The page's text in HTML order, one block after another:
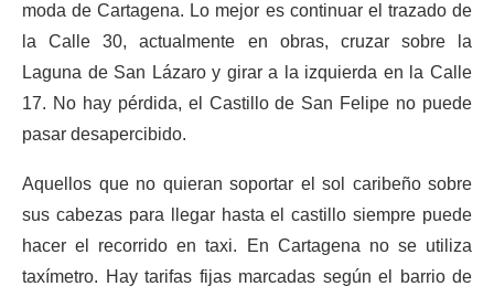
moda de Cartagena. Lo mejor es continuar el trazado de
la Calle 30, actualmente en obras, cruzar sobre la
Laguna de San Lázaro y girar a la izquierda en la Calle
17. No hay pérdida, el Castillo de San Felipe no puede
pasar desapercibido.
Aquellos que no quieran soportar el sol caribeño sobre
sus cabezas para llegar hasta el castillo siempre puede
hacer el recorrido en taxi. En Cartagena no se utiliza
taxímetro. Hay tarifas fijas marcadas según el barrio de